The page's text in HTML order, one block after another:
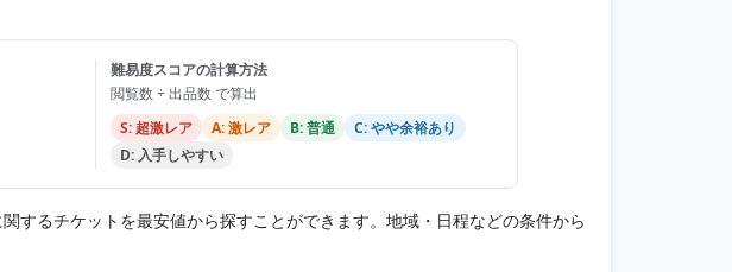
難易度スコアの計算方法
閲覧数 ÷ 出品数 で算出
S: 超激レア
A: 激レア B: 普通
C: やや余裕あり
D: 入手しやすい
するチケットを最安値から探すことができます。地域・日程などの条件から